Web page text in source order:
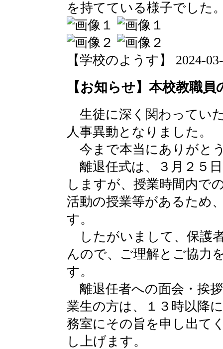
を持てている様子でした
【学校のようす】 2024-
【お知らせ】本校教職
生徒に深く関わってい
人事異動となりました。
今まで本当にありがと
離退任式は、３月２５
しますが、授業時間内で
活動の授業等があるため
す。
したがいまして、保護
んので、ご理解とご協力
す。
離退任者への面会・挨
業生の方は、１３時以降
務室にその旨を申し出て
し上げます。